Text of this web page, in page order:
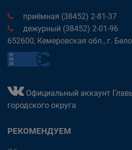
приёмная (38452) 2-81-37
дежурный (38452) 2-01-96
652600, Кемеровская обл., г.
Официальный аккаунт
городского округа
РЕКОМЕНДУЕМ